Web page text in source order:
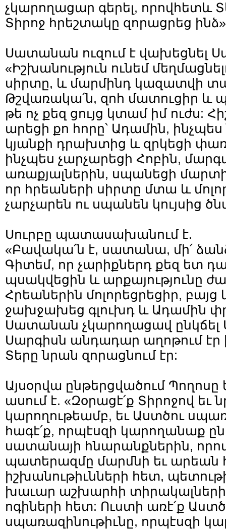
չկարողացար գերել, որովհետև
Տիրոջ հրեշտակը զորացրեց
Սատանան ուզում է վախեցնել
«Իշխանություն ունեմ
սիրտը, և մարմինդ կազատվի
Թշվառակա՛ն, զոհ մատուցիր և
թե ոչ քեզ ցույց կտամ իմ ուժս:
արեցի քո հորը՝ Ադամին,
կյանքի դրախտից և զրկեցի
ինչպես չարչարեցի Հոբին,
առաքյալներին, սպանեցի
որ հրեաների սիրտը մտա և
չարչարեն ու սպանեն կույսից
Սուրբը պատասախանում է.
«Բավակա՛ն է, սատանա, մի՛
Գիտեմ, որ չարիքներդ քեզ ետ
պսակվեցին և արքայությունը
Հրեաներին մոլորեցրեցիր, բայց
ջախջախեց գլուխդ և Ադամին
Սատանան չկարողացավ
Սարգիսն անդադար աղոթում էր
Տերը նրան զորացնում էր:
Այսօրվա ընթերցվածում
ասում է. «Զօրացէ՛ք Տիրոջով եւ
կարողութեամբ, եւ Աստծու
հագէ՛ք, որպէսզի կարողանաք
սատանայի հնարանքներին,
պատերազմը մարմնի եւ արեան
իշխանութիւնների հետ,
խաւար աշխարհի
ոգիների հետ: Ուստի առէ՛ք
սպառազինութիւնը, որպէսզի